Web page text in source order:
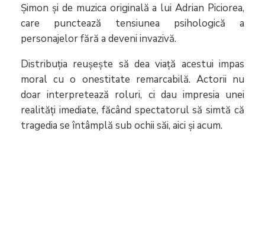
Șimon și de muzica originală a lui Adrian Piciorea,
care punctează tensiunea psihologică a
personajelor fără a deveni invazivă.
Distribuția reușește să dea viață acestui impas
moral cu o onestitate remarcabilă. Actorii nu
doar interpretează roluri, ci dau impresia unei
realități imediate, făcând spectatorul să simtă că
tragedia se întâmplă sub ochii săi, aici și acum.